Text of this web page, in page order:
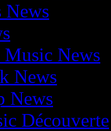
News
Music News
News
News
Découverte